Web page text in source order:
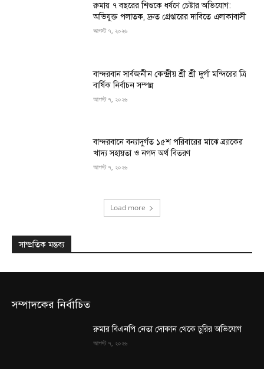
রুমায় ৭ বছরের শিশুকে ধর্ষণে চেষ্টার অভিযোগ:
অভিযুক্ত পলাতক, দ্রুত গ্রেপ্তারের দাবিতে এলাকাবাসী
আগস্ট ৭, ২০২৬
বান্দরবান সার্বজনীন কেন্দ্রীয় শ্রী শ্রী দুর্গা মন্দিরের ত্রি
বার্ষিক নির্বাচন সম্পন্ন
আগস্ট ৭, ২০২৬
বান্দরবানে বন্যাদুর্গত ১৫শ পরিবারের মাঝে ব্র্যাকের
খাদ্য সহায়তা ও নগদ অর্থ বিতরণ
আগস্ট ৭, ২০২৬
Load more
সাম্প্রতিক মন্তব্য
সম্পাদকের নির্বাচিত
রুমার বিএনপি নেতা দোকান থেকে চুরির অভিযোগ
আগস্ট ৭, ২০২৬